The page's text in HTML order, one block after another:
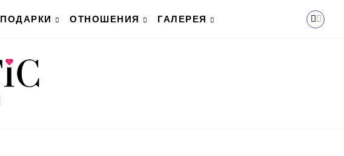
ПОДАРКИ ОТНОШЕНИЯ ГАЛЕРЕЯ